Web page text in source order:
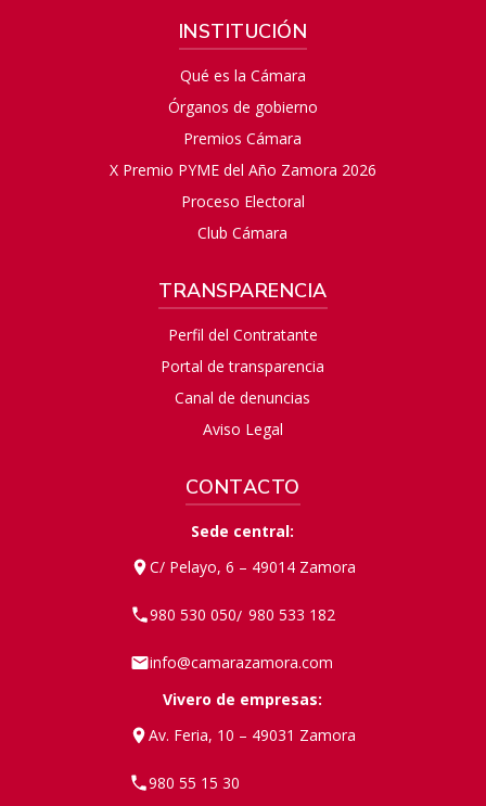
INSTITUCIÓN
Qué es la Cámara
Órganos de gobierno
Premios Cámara
X Premio PYME del Año Zamora 2026
Proceso Electoral
Club Cámara
TRANSPARENCIA
Perfil del Contratante
Portal de transparencia
Canal de denuncias
Aviso Legal
CONTACTO
Sede central:
C/ Pelayo, 6 – 49014 Zamora
980 530 050/ 980 533 182
info@camarazamora.com
Vivero de empresas:
Av. Feria, 10 – 49031 Zamora
980 55 15 30